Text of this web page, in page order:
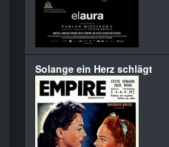
Solange ein Herz schlägt